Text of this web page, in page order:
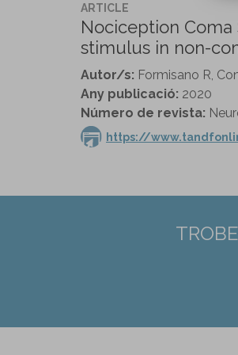
ARTICLE
Nociception
stimulus in non-
Autor/s: Formisano R,
Any publicació: 2020
Número de revista:
https://